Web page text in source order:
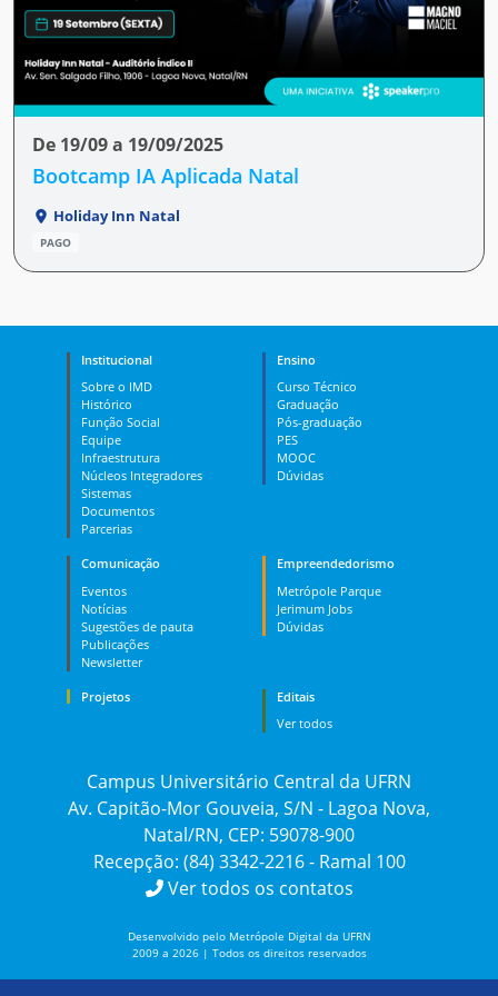
De 19/09 a 19/09/2025
Bootcamp IA Aplicada Natal
Holiday Inn Natal
PAGO
Institucional
Sobre o IMD
Histórico
Função Social
Equipe
Infraestrutura
Núcleos Integradores
Sistemas
Documentos
Parcerias
Ensino
Curso Técnico
Graduação
Pós-graduação
PES
MOOC
Dúvidas
Comunicação
Eventos
Notícias
Sugestões de pauta
Publicações
Newsletter
Empreendedorismo
Metrópole Parque
Jerimum Jobs
Dúvidas
Projetos
Editais
Ver todos
Campus Universitário Central da UFRN
Av. Capitão-Mor Gouveia, S/N - Lagoa Nova,
Natal/RN, CEP: 59078-900
Recepção: (84) 3342-2216 - Ramal 100
Ver todos os contatos
Desenvolvido pelo Metrópole Digital da UFRN
2009 a 2026 | Todos os direitos reservados